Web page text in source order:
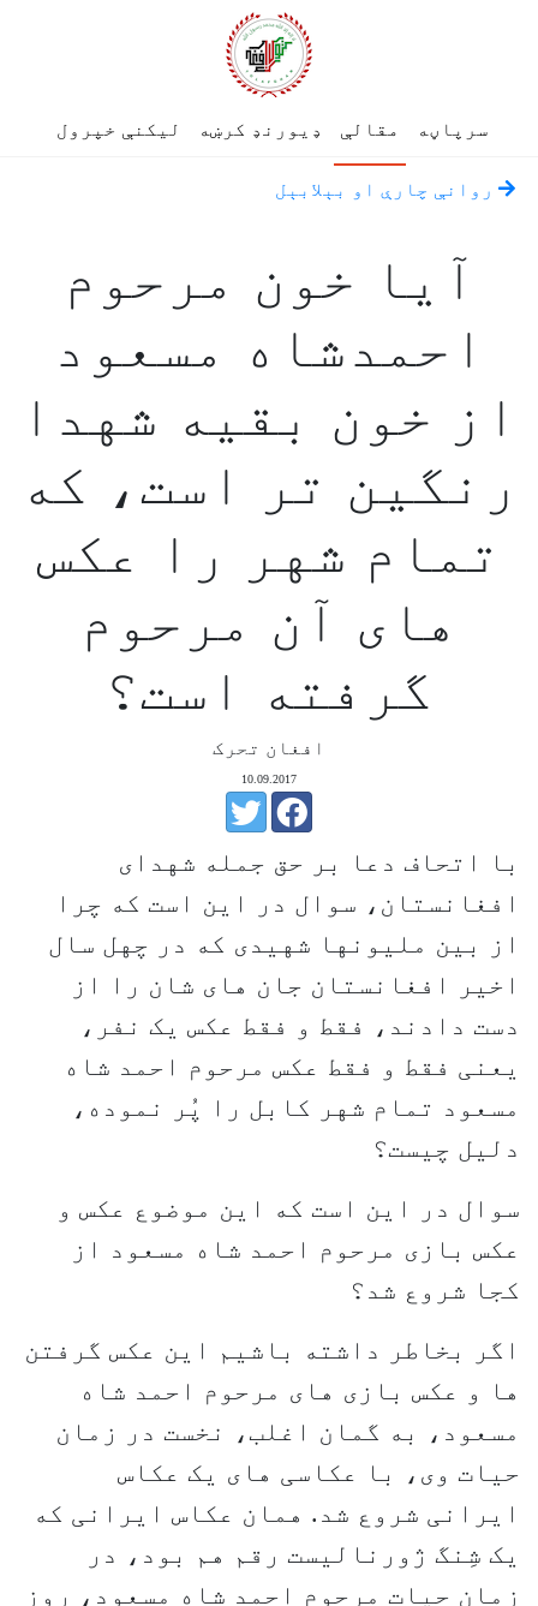
سرپاڼه مقالې ډیورنډ کرښه لیکنې خپرول
روانې چارې او بېلابېل
آیا خون مرحوم
احمدشاه مسعود
از خون بقیه شهدا
رنگین تر است، که
تمام شهر را عکس
های آن مرحوم
گرفته است؟
افغان تحرک
10.09.2017
با اتحاف دعا بر حق جمله شهدای
افغانستان، سوال در این است که چرا
از بین ملیونها شهیدی که در چهل سال
اخیر افغانستان جان های شان را از
دست دادند، فقط و فقط عکس یک نفر،
یعنی فقط و فقط عکس مرحوم احمد شاه
مسعود تمام شهر کابل را پُر نموده،
دلیل چیست؟
سوال در این است که این موضوع عکس و
عکس بازی مرحوم احمد شاه مسعود از
کجا شروع شد؟
اگر بخاطر داشته باشیم این عکس گرفتن
ها و عکس بازی های مرحوم احمد شاه
مسعود، به گمان اغلب، نخست در زمان
حیات وی، با عکاسی های یک عکاس
ایرانی شروع شد. همان عکاس ایرانی که
یک شِنگ ژورنالیست رقم هم بود، در
زمان حیات مرحوم احمد شاه مسعود، روز